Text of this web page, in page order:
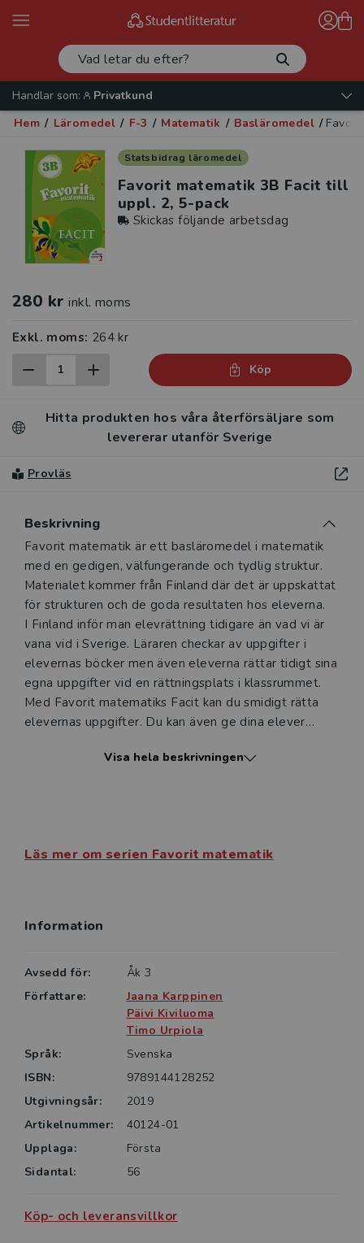
Handlar som:
Privatkund
Hem / Läromedel / F-3 / Matematik / Basläromedel /
Statsbidrag läromedel
Favorit matematik 3B Facit till
uppl. 2, 5-pack
Skickas följande arbetsdag
280 kr inkl. moms
Exkl. moms: 264 kr
Köp
Hitta produkten hos våra återförsäljare som
levererar utanför Sverige
Provläs
Beskrivning
Beskrivning
Favorit matematik är ett basläromedel i matematik
med en gedigen, välfungerande och tydlig struktur.
Materialet kommer från Finland där det är uppskattat
för strukturen och de goda resultaten hos eleverna.
I Finland inför man elevrättning tidigare än vad vi är
vana vid i Sverige. Läraren checkar av uppgifter i
elevernas böcker men även eleverna rättar tidigt sina
egna uppgifter vid en rättningsplats i klassrummet.
Med Favorit matematiks Facit kan du smidigt rätta
elevernas uppgifter. Du kan även ge dina elever
facit. Om eleverna rättar tillsammans med en kamrat
Visa hela beskrivningen
Läs mer om serien Favorit matematik
Information
Avsedd för:
Åk 3
Författare:
Jaana Karppinen
Päivi Kiviluoma
Timo Urpiola
Språk:
Svenska
ISBN:
9789144128252
Utgivningsår:
2019
Artikelnummer:
40124-01
Upplaga:
Första
Sidantal:
56
Köp- och leveransvillkor